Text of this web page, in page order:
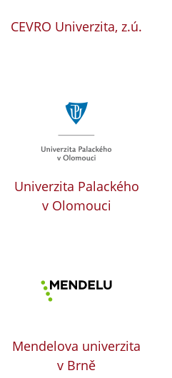
CEVRO Univerzita, z.ú.
Univerzita Palackého
v Olomouci
Mendelova univerzita
v Brně